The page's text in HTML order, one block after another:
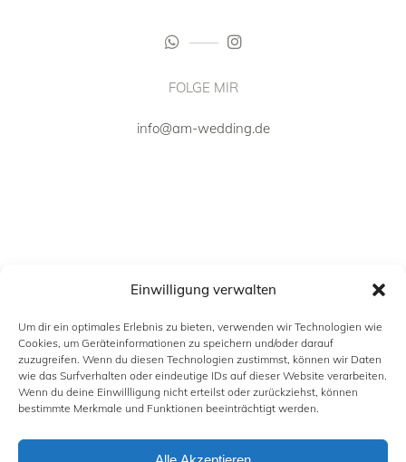
Einwilligung verwalten
Um dir ein optimales Erlebnis zu bieten, verwenden wir Technologien wie
Cookies, um Geräteinformationen zu speichern und/oder darauf
zuzugreifen. Wenn du diesen Technologien zustimmst, können wir Daten
wie das Surfverhalten oder eindeutige IDs auf dieser Website verarbeiten.
Wenn du deine Einwillligung nicht erteilst oder zurückziehst, können
bestimmte Merkmale und Funktionen beeinträchtigt werden.
FOLGE MIR
info@am-wedding.de
INFORMATION